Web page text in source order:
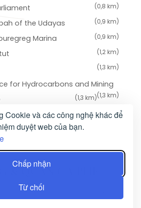
Cookie và các công nghệ khác để
duyệt web của bạn.
Chấp nhận
Từ chối
(0,8 km)
of the Udayas (0,9 km)
Marina (0,9 km)
(1,2 km)
(1,3 km)
for Hydrocarbons and Mining
(1,3 km)
(1,3 km)
(1,5 km)
for Agricultural Research
& QUÁN CÀ PHÊ